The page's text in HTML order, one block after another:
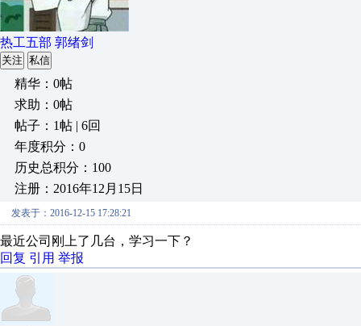
热工五部 郭绪剑
关注 私信
精华：0帖
求助：0帖
帖子：1帖 | 6回
年度积分：0
历史总积分：100
注册：2016年12月15日
发表于：2016-12-15 17:28:21
最近公司刚上了几台，学习一下？
回复 引用 举报